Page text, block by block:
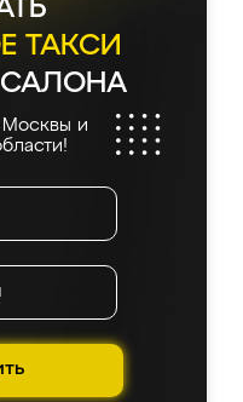
ТАКСИ
Москвы и